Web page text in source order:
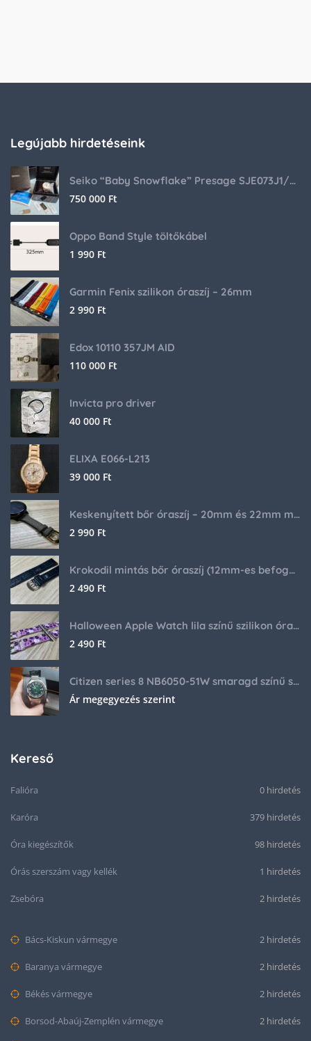
Legújabb hirdetéseink
Seiko “Baby Snowflake” Presage SJE073J1/SARA015 Limited Edition
750 000 Ft
Oppo Band Style töltőkábel
1 990 Ft
Garmin Fenix szilikon óraszíj – 26mm
2 990 Ft
Edox 10110 357JM AID
110 000 Ft
Invicta pro driver
40 000 Ft
ELIXA E066-L213
39 000 Ft
Keskenyített bőr óraszíj – 20mm és 22mm méretben
2 990 Ft
Krokodil mintás bőr óraszíj (12mm-es befogóval rendelkező órához)
2 490 Ft
Halloween Apple Watch lila színű szilikon óraszíj
2 490 Ft
Citizen series 8 NB6050-51W smaragd színű számlappal
Ár megegyezés szerint
Kereső
Falióra 0 hirdetés
Karóra 379 hirdetés
Óra kiegészítők 98 hirdetés
Órás szerszám vagy kellék 1 hirdetés
Zsebóra 2 hirdetés
Bács-Kiskun vármegye 2 hirdetés
Baranya vármegye 2 hirdetés
Békés vármegye 2 hirdetés
Borsod-Abaúj-Zemplén vármegye 2 hirdetés